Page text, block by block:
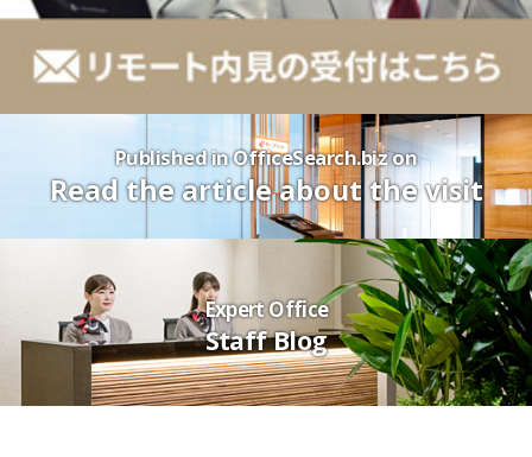
Published in OfficeSearch.biz on
Read the article about the visit
Expert Office
Staff Blog